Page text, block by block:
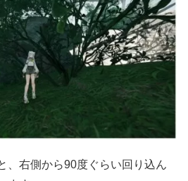
、右側から90度ぐらい回り込ん